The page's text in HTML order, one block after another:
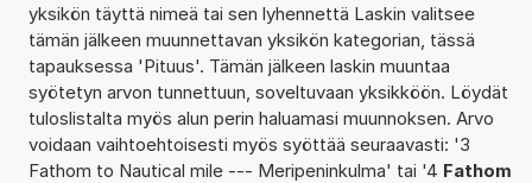
yksikön täyttä nimeä tai sen lyhennettä Laskin valitsee
tämän jälkeen muunnettavan yksikön kategorian, tässä
tapauksessa 'Pituus'. Tämän jälkeen laskin muuntaa
syötetyn arvon tunnettuun, soveltuvaan yksikköön. Löydät
tuloslistalta myös alun perin haluamasi muunnoksen. Arvo
voidaan vaihtoehtoisesti myös syöttää seuraavasti: '3
Fathom to Nautical mile --- Meripeninkulma' tai '4 Fathom